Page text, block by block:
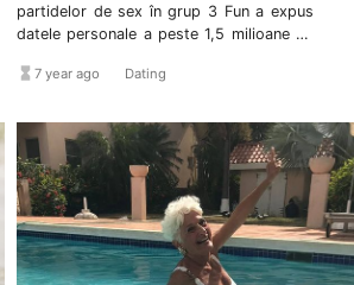
partidelor de sex în grup 3 Fun a expus
datele personale a peste 1,5 milioane de
hourglass_full 7 year ago Dating